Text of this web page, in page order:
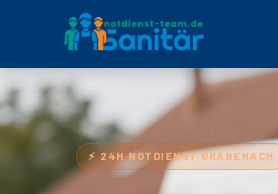
⚡ 24H NOTDIENST GRABENACH